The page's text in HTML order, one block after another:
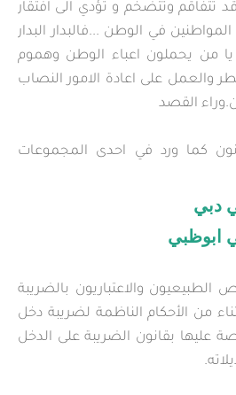
تتفاقم وتتضخم و تؤدي الى افتقار
المواطنين في الوطن ...فالبدار البدار
يا من يحملون اعباء الوطن وهموم
والعمل على اعادة الامور النصاب
القصد
كما ورد في احدى المجموعات
دبي
ابوظبي
الطبيعيون والاعتباريون بالضريبة
من الأحكام الناظمة لضريبة دخل
عليها بقانون الضريبة على الدخل